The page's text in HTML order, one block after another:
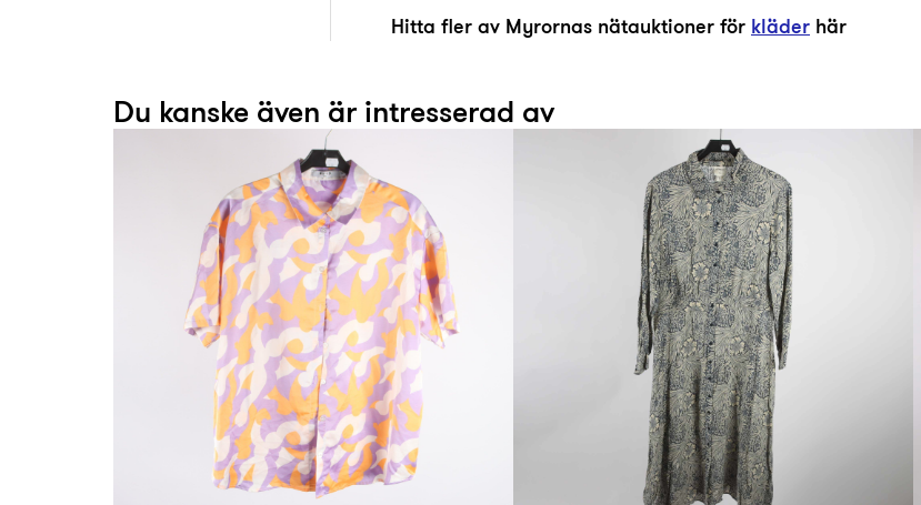
Hitta fler av Myrornas nätauktioner för kläder här
Du kanske även är intresserad av